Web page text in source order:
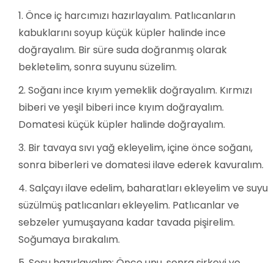
Önce iç harcımızı hazırlayalım. Patlıcanların
kabuklarını soyup küçük küpler halinde ince
doğrayalım. Bir süre suda doğranmış olarak
bekletelim, sonra suyunu süzelim.
Soğanı ince kıyım yemeklik doğrayalım. Kırmızı
biberi ve yeşil biberi ince kıyım doğrayalım.
Domatesi küçük küpler halinde doğrayalım.
Bir tavaya sıvı yağ ekleyelim, içine önce soğanı,
sonra biberleri ve domatesi ilave ederek kavuralım.
Salçayı ilave edelim, baharatları ekleyelim ve suyu
süzülmüş patlıcanları ekleyelim. Patlıcanlar ve
sebzeler yumuşayana kadar tavada pişirelim.
Soğumaya bırakalım.